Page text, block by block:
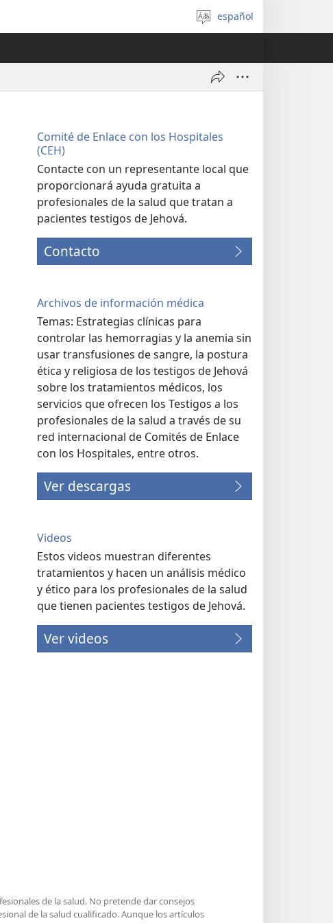
Seleccionar
idioma
español
Comité de Enlace con los Hospitales
(CEH)
Contacte con un representante local que
proporcionará ayuda gratuita a
profesionales de la salud que tratan a
pacientes testigos de Jehová.
Contacto
Archivos de información médica
Temas: Estrategias clínicas para
controlar las hemorragias y la anemia sin
usar transfusiones de sangre, la postura
ética y religiosa de los testigos de Jehová
sobre los tratamientos médicos, los
servicios que ofrecen los Testigos a los
profesionales de la salud a través de su
red internacional de Comités de Enlace
con los Hospitales, entre otros.
Ver descargas
Videos
Estos videos muestran diferentes
tratamientos y hacen un análisis médico
y ético para los profesionales de la salud
que tienen pacientes testigos de Jehová.
Ver videos
de la salud. No pretende dar consejos
de la salud cualificado. Aunque los artículos